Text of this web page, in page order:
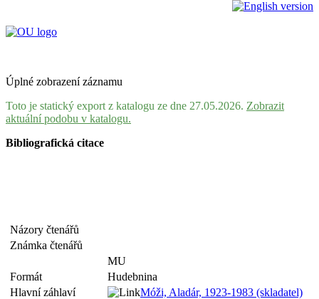
Úplné zobrazení záznamu
Toto je statický export z katalogu ze dne 27.05.2026. Zobrazit
aktuální podobu v katalogu.
Bibliografická citace
Názory čtenářů
Známka čtenářů
MU
Formát
Hudebnina
Hlavní záhlaví
Móži, Aladár, 1923-1983 (skladatel)